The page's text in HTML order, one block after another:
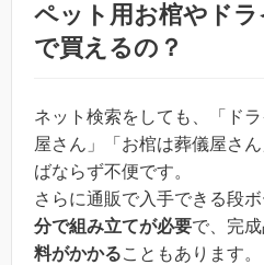
ペット用お棺やド
で買えるの？
ネット検索をしても、「ド
屋さん」「お棺は葬儀屋さ
ばならず不便です。
さらに通販で入手できる段
分で組み立てが必要で、完
料がかかることもあります。